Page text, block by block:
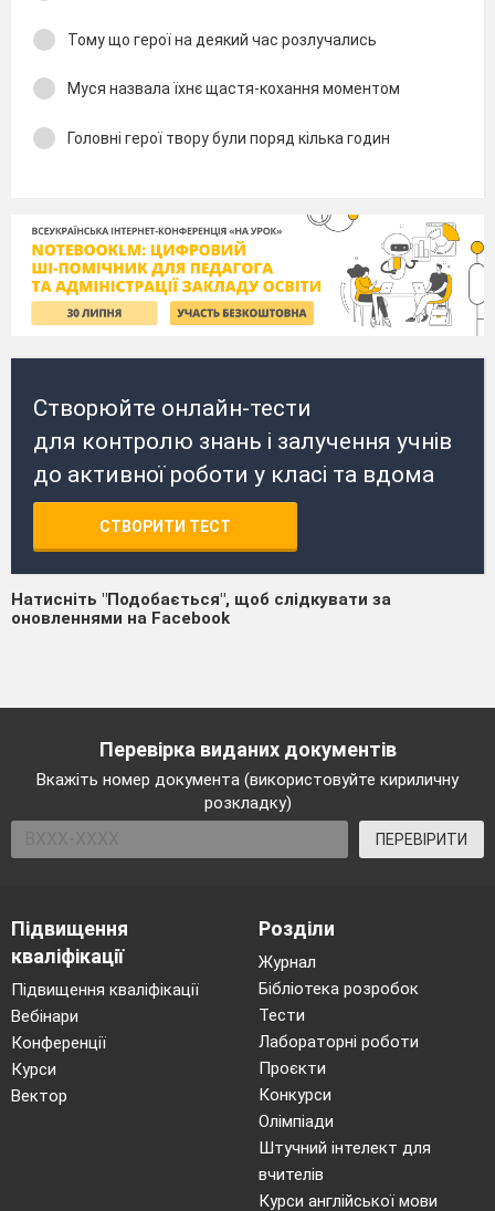
Тому що герої на деякий час розлучались
Муся назвала їхнє щастя-кохання моментом
Головні герої твору були поряд кілька годин
Створюйте онлайн-тести
для контролю знань і залучення учнів
до активної роботи у класі та вдома
СТВОРИТИ ТЕСТ
Натисніть "Подобається", щоб слідкувати за
оновленнями на Facebook
Перевірка виданих документів
Вкажіть номер документа (використовуйте кириличну
розкладку)
ПЕРЕВІРИТИ
Підвищення
кваліфікації
Підвищення кваліфікації
Вебінари
Конференції
Курси
Вектор
Розділи
Журнал
Бібліотека розробок
Тести
Лабораторні роботи
Проєкти
Конкурси
Олімпіади
Штучний інтелект для
вчителів
Курси англійської мови